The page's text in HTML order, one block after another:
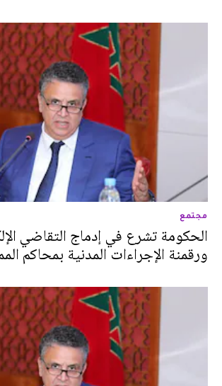
مجتمع
الحكومة تشرع في إدماج التقاضي
ورقمنة الإجراءات المدنية بمحاكم